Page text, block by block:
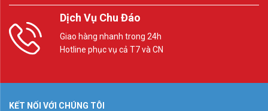
Dịch Vụ Chu Đáo
Giao hàng nhanh trong 24h
Hotline phục vụ cả T7 và CN
KẾT NỐI VỚI CHÚNG TÔI